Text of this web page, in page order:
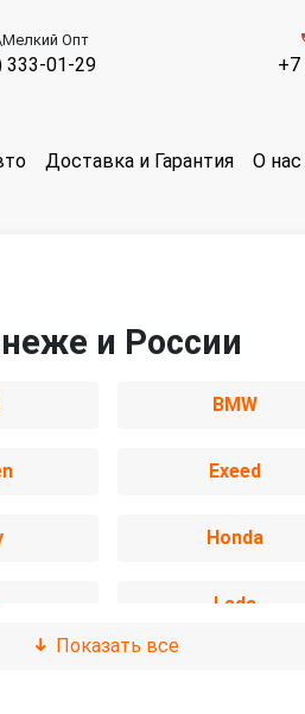
Опт
333-01-29 +7
Доставка и Гарантия О нас
и России
BMW
Exeed
Honda
Lada
Показать все